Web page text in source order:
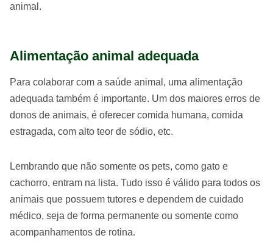
animal.
Alimentação animal adequada
Para colaborar com a saúde animal, uma alimentação
adequada também é importante. Um dos maiores erros de
donos de animais, é oferecer comida humana, comida
estragada, com alto teor de sódio, etc.
Lembrando que não somente os pets, como gato e
cachorro, entram na lista. Tudo isso é válido para todos os
animais que possuem tutores e dependem de cuidado
médico, seja de forma permanente ou somente como
acompanhamentos de rotina.